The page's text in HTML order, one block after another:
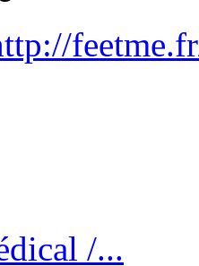
/...